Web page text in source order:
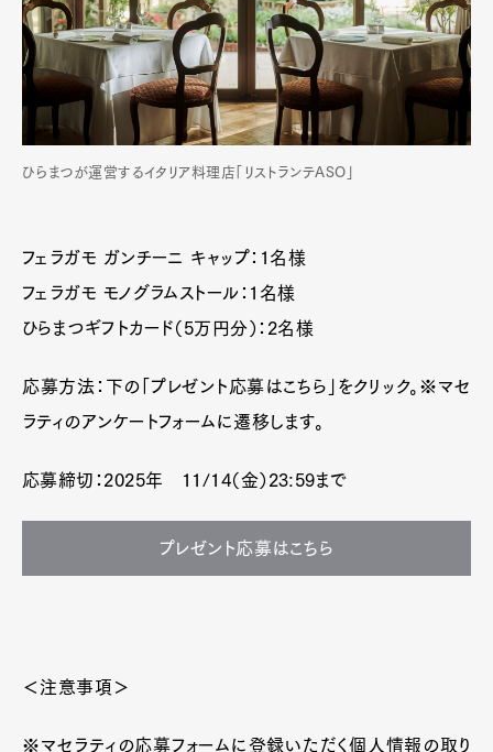
ひらまつが運営するイタリア料理店「リストランテASO」
フェラガモ ガンチーニ キャップ：1名様
フェラガモ モノグラムストール：1名様
ひらまつギフトカード（5万円分）：2名様
応募方法：下の「プレゼント応募はこちら」をクリック。※マセ
ラティのアンケートフォームに遷移します。
応募締切：2025年 11/14（金）23:59まで
プレゼント応募はこちら
＜注意事項＞
※マセラティの応募フォームに登録いただく個人情報の取り